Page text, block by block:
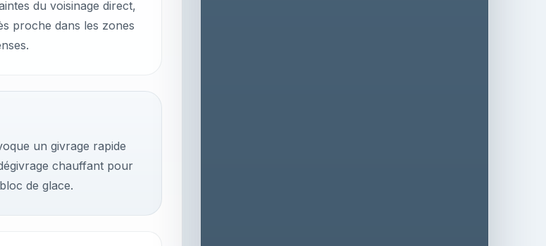
du voisinage direct,
proche dans les zones
un givrage rapide
chauffant pour
de glace.